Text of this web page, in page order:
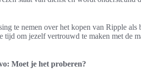
te nemen over het kopen van Ripple als
tijd om jezelf vertrouwd te maken met de
Moet je het proberen?